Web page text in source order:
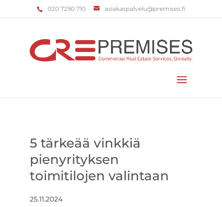
‌020 7290 710 asiakaspalvelu@premises.fi
5 tärkeää vinkkiä
pienyrityksen
toimitilojen valintaan
25.11.2024